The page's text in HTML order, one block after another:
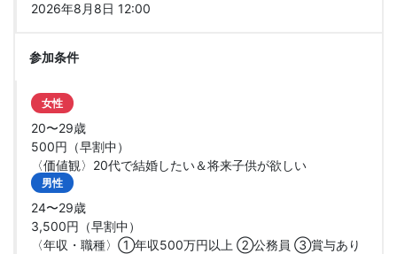
2026年8月8日 12:00
参加条件
女性
20〜29歳
500円（早割中）
〈価値観〉20代で結婚したい＆将来子供が欲しい
男性
24〜29歳
3,500円（早割中）
〈年収・職種〉①年収500万円以上 ②公務員 ③賞与あり